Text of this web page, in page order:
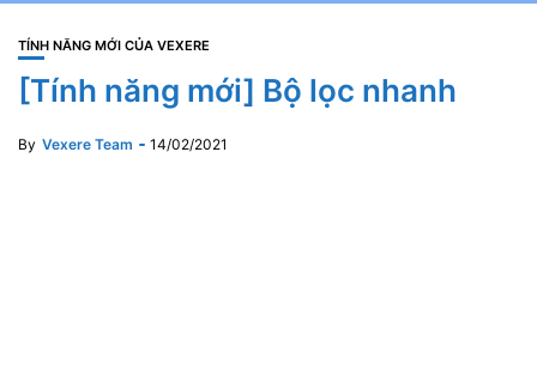
TÍNH NĂNG MỚI CỦA VEXERE
[Tính năng mới] Bộ lọc nhanh
By Vexere Team 14/02/2021